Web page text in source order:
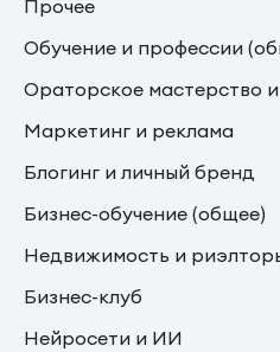
Прочее
Обучение и профессии
Ораторское мастерство
Маркетинг и реклама
Блогинг и личный бренд
Бизнес-обучение (общее)
Недвижимость и
Бизнес-клуб
Нейросети и ИИ